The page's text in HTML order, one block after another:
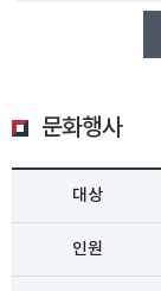
문화행사
대상
인원